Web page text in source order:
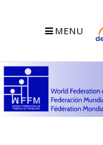
MENU